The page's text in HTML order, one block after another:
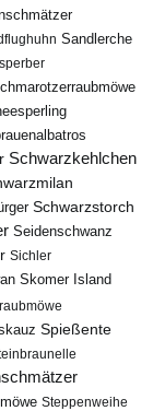
Sandlerche
Schwarzkehlchen
Schwarzstorch
Seidenschwanz
Sichler
Skomer Island
Spießente
Steppenweihe